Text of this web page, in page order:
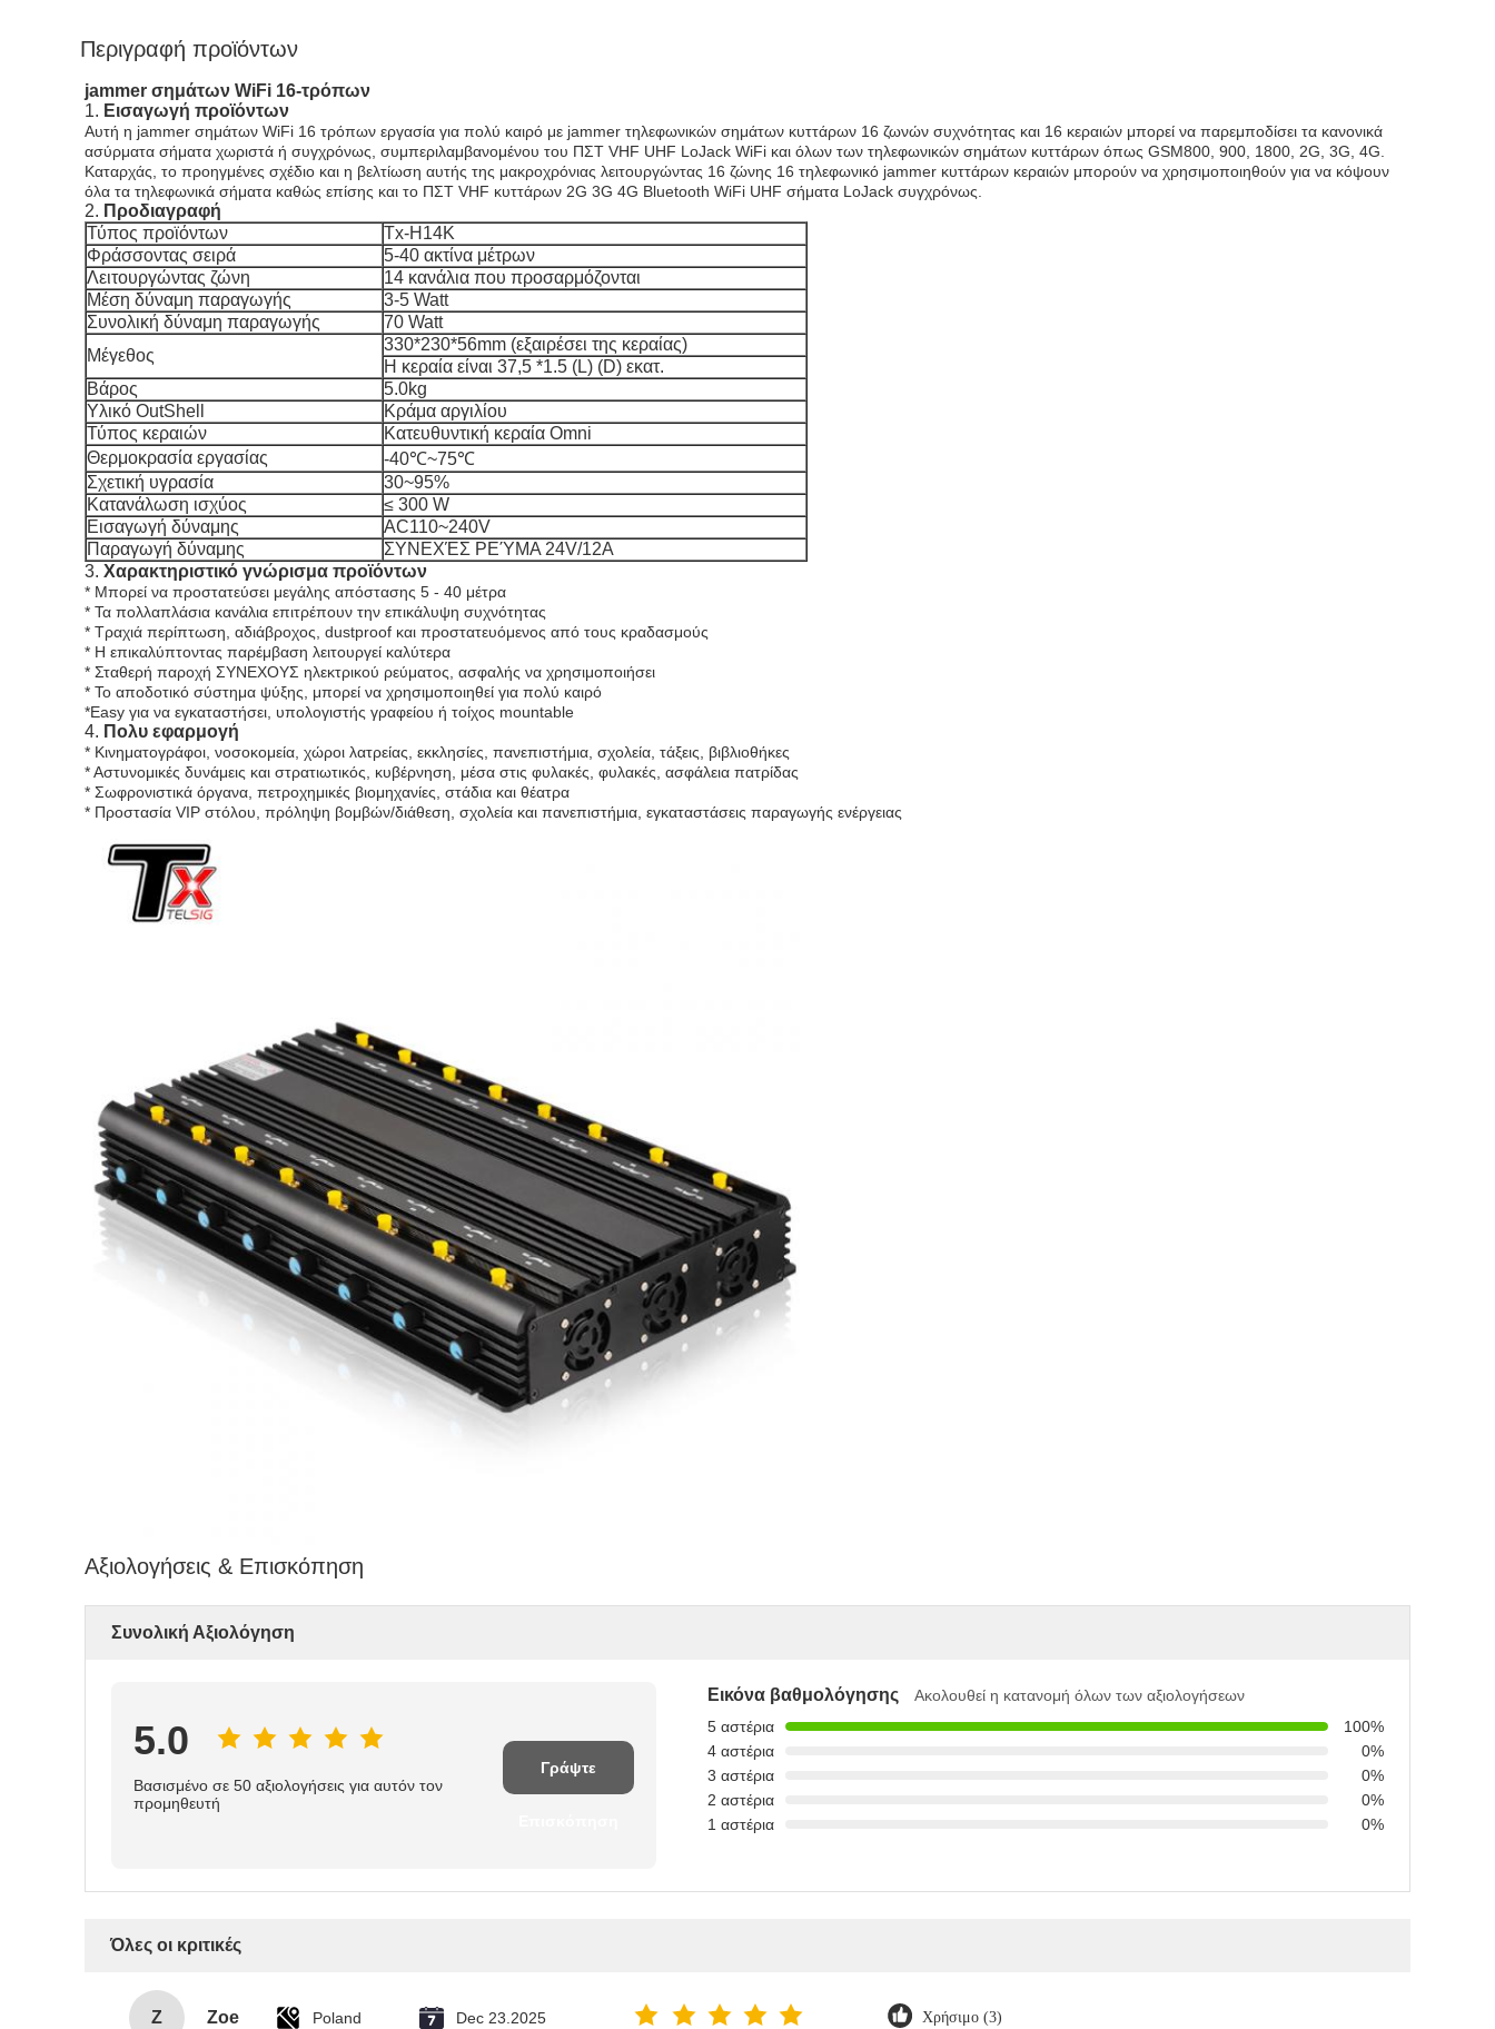
Περιγραφή προϊόντων
jammer σημάτων WiFi 16-τρόπων
1. Εισαγωγή προϊόντων
Αυτή η jammer σημάτων WiFi 16 τρόπων εργασία για πολύ καιρό με jammer τηλεφωνικών σημάτων κυττάρων 16 ζωνών συχνότητας και 16 κεραιών μπορεί να παρεμποδίσει τα κανονικά
ασύρματα σήματα χωριστά ή συγχρόνως, συμπεριλαμβανομένου του ΠΣΤ VHF UHF LoJack WiFi και όλων των τηλεφωνικών σημάτων κυττάρων όπως GSM800, 900, 1800, 2G, 3G, 4G.
Καταρχάς, το προηγμένες σχέδιο και η βελτίωση αυτής της μακροχρόνιας λειτουργώντας 16 ζώνης 16 τηλεφωνικό jammer κυττάρων κεραιών μπορούν να χρησιμοποιηθούν για να κόψουν
όλα τα τηλεφωνικά σήματα καθώς επίσης και το ΠΣΤ VHF κυττάρων 2G 3G 4G Bluetooth WiFi UHF σήματα LoJack συγχρόνως.
2. Προδιαγραφή
Τύπος προϊόντων
Tx-H14K
Φράσσοντας σειρά
5-40 ακτίνα μέτρων
Λειτουργώντας ζώνη
14 κανάλια που προσαρμόζονται
Μέση δύναμη παραγωγής
3-5 Watt
Συνολική δύναμη παραγωγής
70 Watt
Μέγεθος
330*230*56mm (εξαιρέσει της κεραίας)
Η κεραία είναι 37,5 *1.5 (L) (D) εκατ.
Βάρος
5.0kg
Υλικό OutShell
Κράμα αργιλίου
Τύπος κεραιών
Κατευθυντική κεραία Omni
Θερμοκρασία εργασίας
-40℃~75℃
Σχετική υγρασία
30~95%
Κατανάλωση ισχύος
≤ 300 W
Εισαγωγή δύναμης
AC110~240V
Παραγωγή δύναμης
ΣΥΝΕΧΈΣ ΡΕΎΜΑ 24V/12A
3. Χαρακτηριστικό γνώρισμα προϊόντων
* Μπορεί να προστατεύσει μεγάλης απόστασης 5 - 40 μέτρα
* Τα πολλαπλάσια κανάλια επιτρέπουν την επικάλυψη συχνότητας
* Τραχιά περίπτωση, αδιάβροχος, dustproof και προστατευόμενος από τους κραδασμούς
* Η επικαλύπτοντας παρέμβαση λειτουργεί καλύτερα
* Σταθερή παροχή ΣΥΝΕΧΟΥΣ ηλεκτρικού ρεύματος, ασφαλής να χρησιμοποιήσει
* Το αποδοτικό σύστημα ψύξης, μπορεί να χρησιμοποιηθεί για πολύ καιρό
*Easy για να εγκαταστήσει, υπολογιστής γραφείου ή τοίχος mountable
4. Πολυ εφαρμογή
* Κινηματογράφοι, νοσοκομεία, χώροι λατρείας, εκκλησίες, πανεπιστήμια, σχολεία, τάξεις, βιβλιοθήκες
* Αστυνομικές δυνάμεις και στρατιωτικός, κυβέρνηση, μέσα στις φυλακές, φυλακές, ασφάλεια πατρίδας
* Σωφρονιστικά όργανα, πετροχημικές βιομηχανίες, στάδια και θέατρα
* Προστασία VIP στόλου, πρόληψη βομβών/διάθεση, σχολεία και πανεπιστήμια, εγκαταστάσεις παραγωγής ενέργειας
Αξιολογήσεις & Επισκόπηση
Συνολική Αξιολόγηση
5.0
Βασισμένο σε 50 αξιολογήσεις για αυτόν τον
προμηθευτή
Γράψτε
Εικόνα βαθμολόγησης
Ακολουθεί η κατανομή όλων των αξιολογήσεων
5 αστέρια
100%
4 αστέρια
0%
3 αστέρια
0%
2 αστέρια
0%
1 αστέρια
0%
Όλες οι κριτικές
Z Zoe Poland Dec 23.2025 Χρήσιμο (3)